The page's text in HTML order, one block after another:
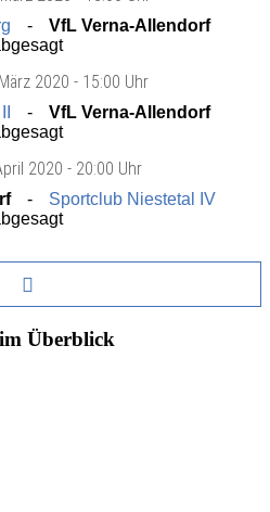
VfL Verna-Allendorf
2020 - 15:00 Uhr
VfL Verna-Allendorf
2020 - 20:00 Uhr
Sportclub Niestetal IV
Überblick